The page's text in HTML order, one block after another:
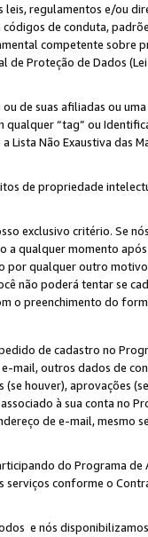
regulamentos e/ou
de conduta,
competente sobre
de Proteção de Dados
de suas afiliadas ou
“tag” ou
Não Exaustiva das
de propriedade
exclusivo critério. Se
qualquer momento
por qualquer outro
não poderá tentar se
o preenchimento do
de cadastro no
mail, outros dados de
houver), aprovações
à sua conta no
de e-mail,
do Programa
serviços conforme o
e nós